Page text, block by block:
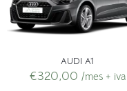
AUDI A1
€320,00 /mes + iva